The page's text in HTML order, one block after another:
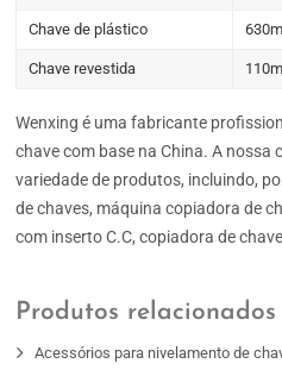
Chave de plástico
Chave revestida
Wenxing é uma fabricante
chave com base na China. A nossa
variedade de produtos, incluindo,
de chaves, máquina copiadora de
com inserto C.C, copiadora de
Produtos relacionados
Acessórios para nivelamento de